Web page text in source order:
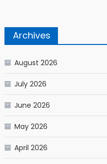
Archives
August 2026
July 2026
June 2026
May 2026
April 2026